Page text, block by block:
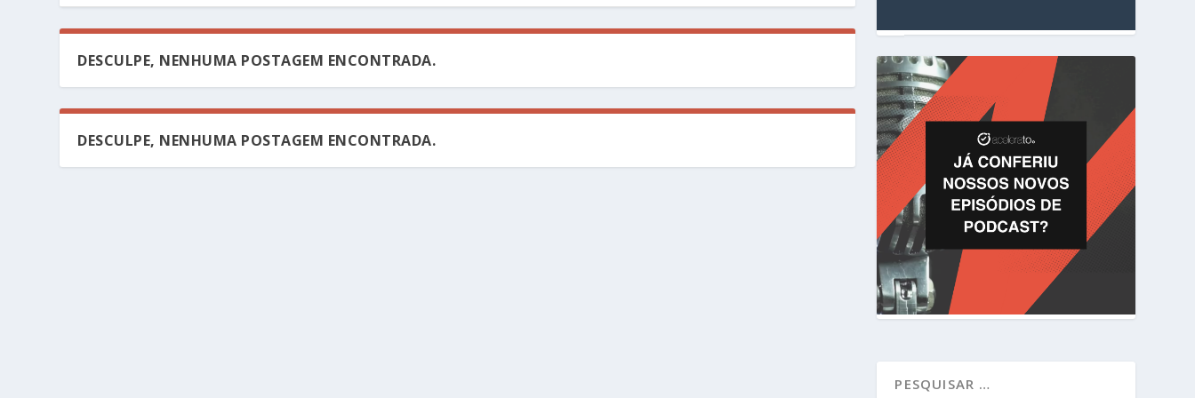
DESCULPE, NENHUMA POSTAGEM ENCONTRADA.
DESCULPE, NENHUMA POSTAGEM ENCONTRADA.